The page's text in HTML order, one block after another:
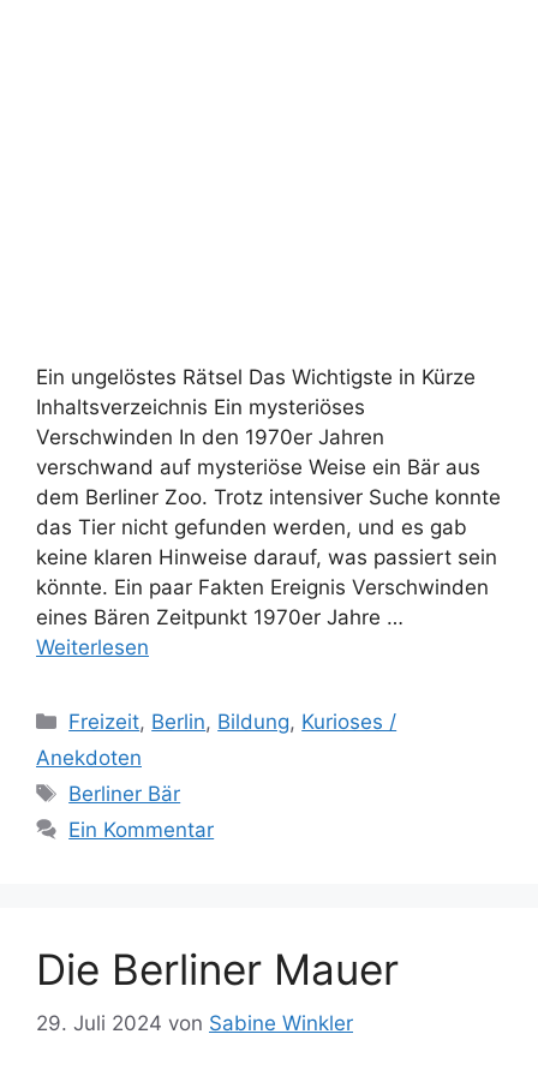
Ein ungelöstes Rätsel Das Wichtigste in Kürze
Inhaltsverzeichnis Ein mysteriöses
Verschwinden In den 1970er Jahren
verschwand auf mysteriöse Weise ein Bär aus
dem Berliner Zoo. Trotz intensiver Suche konnte
das Tier nicht gefunden werden, und es gab
keine klaren Hinweise darauf, was passiert sein
könnte. Ein paar Fakten Ereignis Verschwinden
eines Bären Zeitpunkt 1970er Jahre …
Weiterlesen
Kategorien
Freizeit, Berlin, Bildung, Kurioses /
Anekdoten
Schlagwörter
Berliner Bär
Ein Kommentar
Die Berliner Mauer
29. Juli 2024 von Sabine Winkler